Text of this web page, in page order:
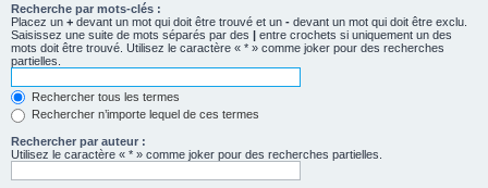
Recherche par mots-clés :
Placez un + devant un mot qui doit être trouvé et un - devant un mot qui doit être exclu.
Saisissez une suite de mots séparés par des | entre crochets si uniquement un des
mots doit être trouvé. Utilisez le caractère « * » comme joker pour des recherches
partielles.
Rechercher tous les termes
Rechercher n’importe lequel de ces termes
Rechercher par auteur :
Utilisez le caractère « * » comme joker pour des recherches partielles.